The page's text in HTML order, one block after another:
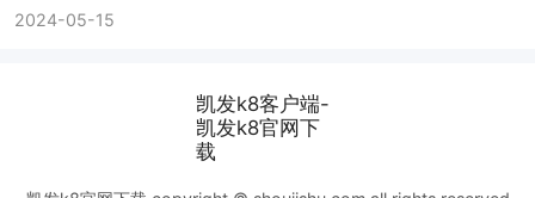
2024-05-15
凯发k8客户端-
凯发k8官网下
载